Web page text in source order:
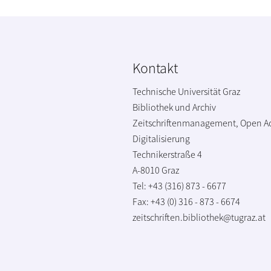
Kontakt
Technische Universität Graz
Bibliothek und Archiv
Zeitschriftenmanagement, Open
Digitalisierung
Technikerstraße 4
A-8010 Graz
Tel: +43 (316) 873 - 6677
Fax: +43 (0) 316 - 873 - 6674
zeitschriften.bibliothek@tugraz.at